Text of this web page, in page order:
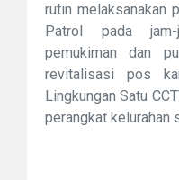
rutin melaksanakan
Patrol pada
pemukiman dan
revitalisasi pos
Lingkungan Satu
perangkat kelurahan